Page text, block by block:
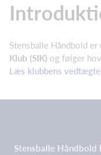
Stensballe Håndbold
Klub (SIK) og følger
Læs klubbens
Stensballe Håndbold